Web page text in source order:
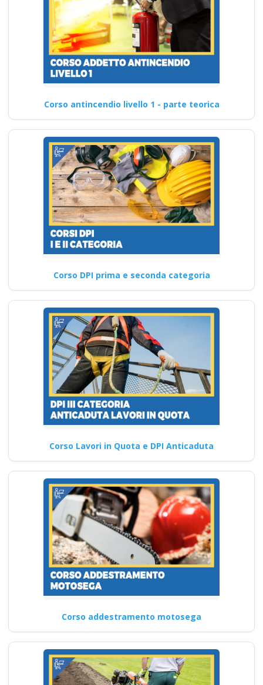
Corso antincendio livello 1 - parte teorica
Corso DPI prima e seconda categoria
Corso Lavori in Quota e DPI Anticaduta
Corso addestramento motosega